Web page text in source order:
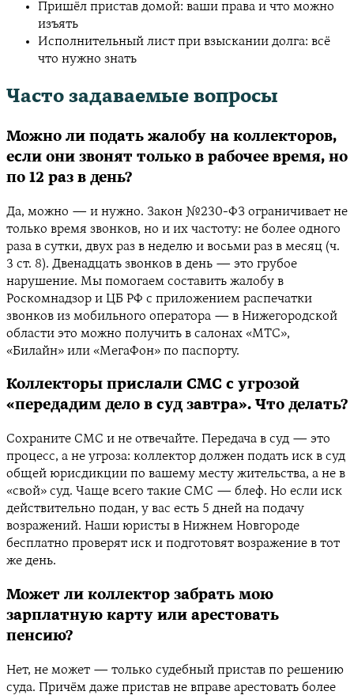
Пришёл пристав домой: ваши права и что можно
изъять
Исполнительный лист при взыскании долга: всё
что нужно знать
Часто задаваемые вопросы
Можно ли подать жалобу на коллекторов,
если они звонят только в рабочее время, но
по 12 раз в день?
Да, можно — и нужно. Закон №230-ФЗ ограничивает не
только время звонков, но и их частоту: не более одного
раза в сутки, двух раз в неделю и восьми раз в месяц (ч.
3 ст. 8). Двенадцать звонков в день — это грубое
нарушение. Мы помогаем составить жалобу в
Роскомнадзор и ЦБ РФ с приложением распечатки
звонков из мобильного оператора — в Нижегородской
области это можно получить в салонах «МТС»,
«Билайн» или «МегаФон» по паспорту.
Коллекторы прислали СМС с угрозой
«передадим дело в суд завтра». Что делать?
Сохраните СМС и не отвечайте. Передача в суд — это
процесс, а не угроза: коллектор должен подать иск в суд
общей юрисдикции по вашему месту жительства, а не в
«свой» суд. Чаще всего такие СМС — блеф. Но если иск
действительно подан, у вас есть 5 дней на подачу
возражений. Наши юристы в Нижнем Новгороде
бесплатно проверят иск и подготовят возражение в тот
же день.
Может ли коллектор забрать мою
зарплатную карту или арестовать
пенсию?
Нет, не может — только судебный пристав по решению
суда. Причём даже пристав не вправе арестовать более